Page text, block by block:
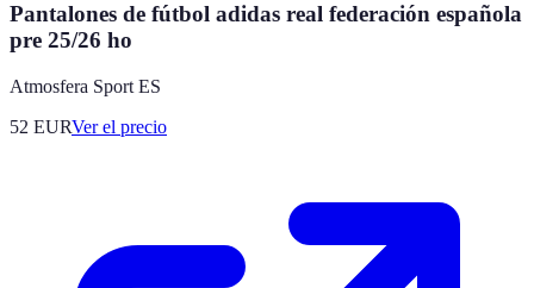
Pantalones de fútbol adidas real federación española
pre 25/26 ho
Atmosfera Sport ES
52 EURVer el precio